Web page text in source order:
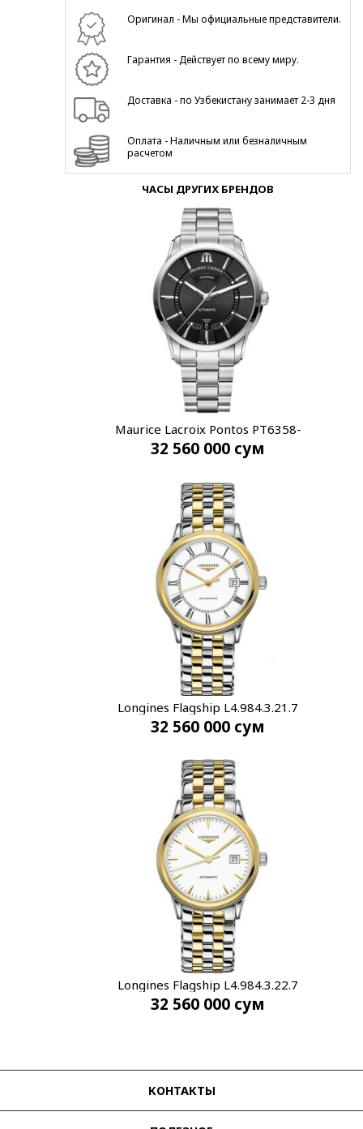
Оригинал - Мы официальные представители.
Гарантия - Действует по всему миру.
Доставка - по Узбекистану занимает 2-3 дня
Оплата - Наличным или безналичным
расчетом
ЧАСЫ ДРУГИХ БРЕНДОВ
Maurice Lacroix Pontos PT6358-
SS002-330-1
32 560 000 сум
Longines Flagship L4.984.3.21.7
32 560 000 сум
Longines Flagship L4.984.3.22.7
32 560 000 сум
КОНТАКТЫ